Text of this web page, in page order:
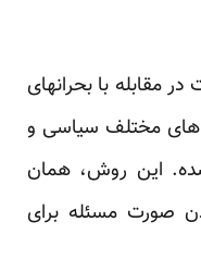
با بحرانهای
های مختلف سیاسی و
شده. این روش، همان
صورت مسئله برای